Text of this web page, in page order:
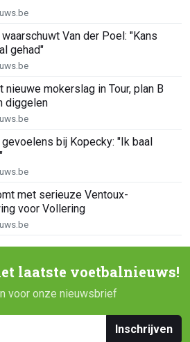
Van der Poel: "Kans
gehad"
nieuwe mokerslag in Tour, plan B
diggelen
bij Kopecky: "Ik baal
met serieuze Ventoux-
voor Vollering
laatste voetbalnieuws!
voor onze nieuwsbrief
Inschrijven